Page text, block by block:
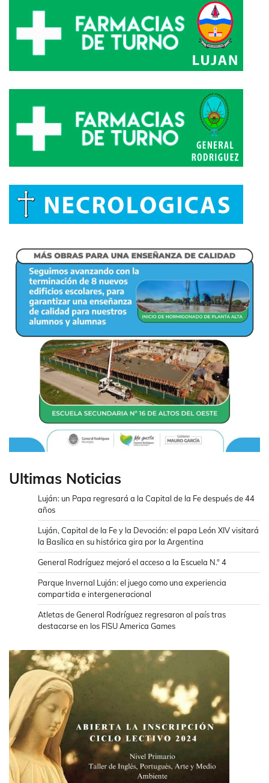
Ultimas Noticias
Luján: un Papa regresará a la Capital de la Fe después de 44
años
Luján, Capital de la Fe y la Devoción: el papa León XIV visitará
la Basílica en su histórica gira por la Argentina
General Rodríguez mejoró el acceso a la Escuela N.° 4
Parque Invernal Luján: el juego como una experiencia
compartida e intergeneracional
Atletas de General Rodríguez regresaron al país tras
destacarse en los FISU America Games